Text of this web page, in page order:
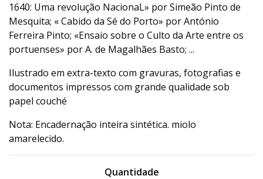
1640: Uma revolução NacionaL» por Simeão Pinto de
Mesquita; « Cabido da Sé do Porto» por António
Ferreira Pinto; «Ensaio sobre o Culto da Arte entre os
portuenses» por A. de Magalhães Basto; ...
Ilustrado em extra-texto com gravuras, fotografias e
documentos impressos com grande qualidade sob
papel couché
Nota: Encadernação inteira sintética. miolo
amarelecido.
Quantidade